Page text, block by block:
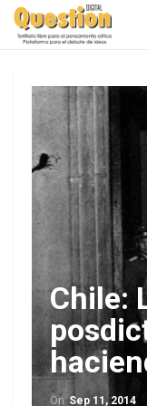
Chile:
OnSep 11, 2014